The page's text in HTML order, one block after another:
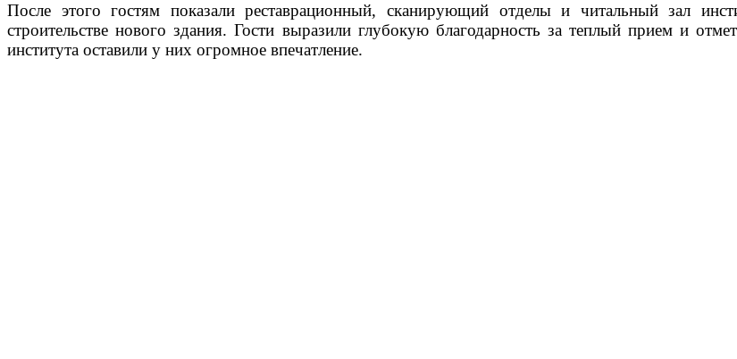
После этого гостям показали реставрационный, сканирующий отделы и читальный зал
строительстве нового здания. Гости выразили глубокую благодарность за теплый прием и
института оставили у них огромное впечатление.